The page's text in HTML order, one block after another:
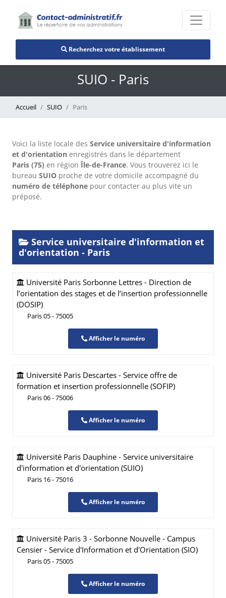
Recherchez votre établissement
SUIO - Paris
Accueil SUIO Paris
Voici la liste locale des Service universitaire d'information
et d'orientation enregistrés dans le département
Paris (75) en régionÎle-de-France. Vous trouverez ici le
bureau SUIO proche de votre domicile accompagné du
numéro de téléphone pour contacter au plus vite un
préposé.
Service universitaire d'information et
d'orientation - Paris
Université Paris Sorbonne Lettres - Direction de
l’orientation des stages et de l’insertion professionnelle
(DOSIP)
Paris 05 - 75005
Afficher le numéro
Université Paris Descartes - Service offre de
formation et insertion professionnelle (SOFIP)
Paris 06 - 75006
Afficher le numéro
Université Paris Dauphine - Service universitaire
d'information et d'orientation (SUIO)
Paris 16 - 75016
Afficher le numéro
Université Paris 3 - Sorbonne Nouvelle - Campus
Censier - Service d'Information et d'Orientation (SIO)
Paris 05 - 75005
Afficher le numéro